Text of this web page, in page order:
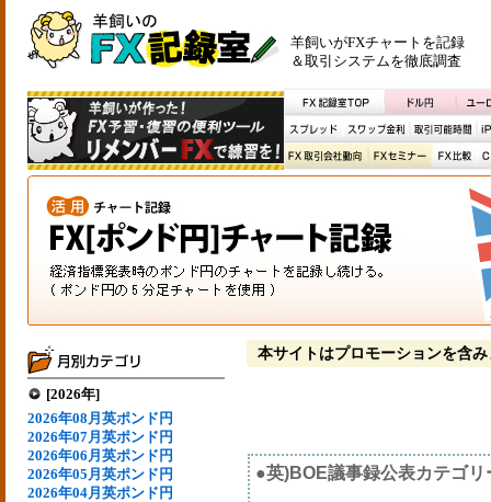
羊飼いがFXチャートを記録
＆取引システムを徹底調査
[2026年]
2026年08月英ポンド円
2026年07月英ポンド円
2026年06月英ポンド円
2026年05月英ポンド円
2026年04月英ポンド円
本サイトはプロモーションを含み
●英)BOE議事録公表カテゴリ